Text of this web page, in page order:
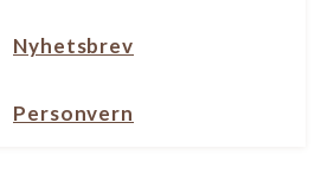
Nyhetsbrev
Personvern